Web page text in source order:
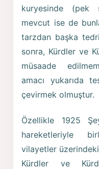
kuryesinde (pek
mevcut ise de
tarzdan başka
sonra, Kürdler ve
müsaade
amacı yukarıda
çevirmek olmuştur.
Özellikle 1925
hareketleriyle
vilayetler
Kürdler ve